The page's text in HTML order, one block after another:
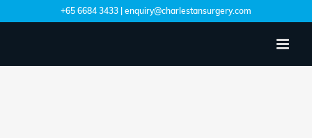
+65 6684 3433 | enquiry@charlestansurgery.com